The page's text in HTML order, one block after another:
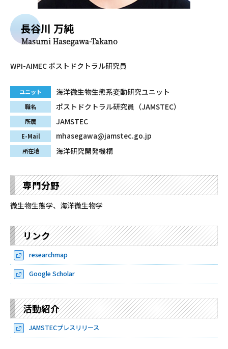
長谷川 万純
Masumi Hasegawa-Takano
WPI-AIMEC ポストドクトラル研究員
ユニット 海洋微生物生態系変動研究ユニット
職名 ポストドクトラル研究員（JAMSTEC）
所属 JAMSTEC
E-Mail mhasegawa@jamstec.go.jp
所在地 海洋研究開発機構
専門分野
微生物生態学、海洋微生物学
リンク
researchmap
Google Scholar
活動紹介
JAMSTECプレスリリース